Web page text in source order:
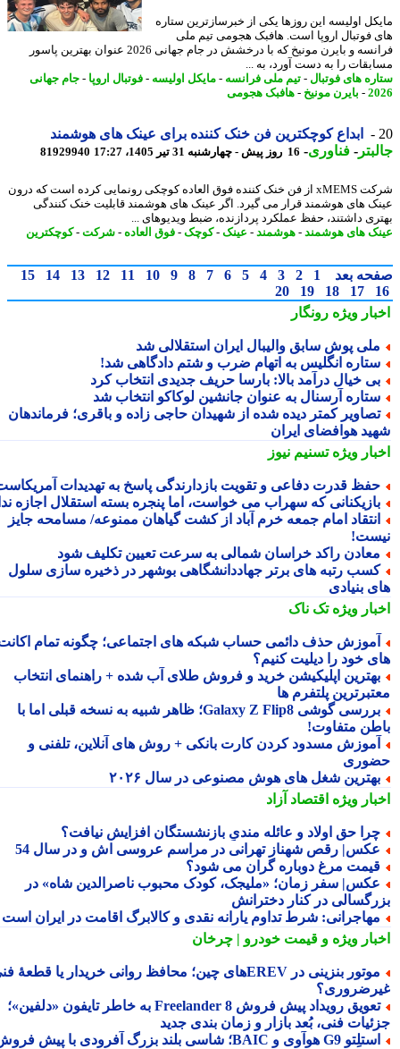
اولیسه این روزها یکی از خبرسازترین ستاره
فوتبال اروپا است. هافبک هجومی تیم ملی
فرانسه و بایرن مونیخ که با درخشش در جام جهانی 2026 عنوان بهترین پاسور
را به دست آورد، به ...
های فوتبال-تیم ملی فرانسه -مایکل اولیسه-فوتبال اروپا - جام جهانی
-بایرن مونیخ-هافبک هجومی
ابداع کوچکترین فن خنک کننده برای عینک های هوشمند
-فناوری- 16 روز پیش - چهارشنبه 31 تیر 1405، 17:27 81929940
شرکت xMEMS از فن خنک کننده فوق العاده کوچکی رونمایی کرده است که درون
های هوشمند قرار می گیرد. اگر عینک های هوشمند قابلیت خنک کنندگی
داشتند، حفظ عملکرد پردازنده، ضبط ویدیوهای ...
های هوشمند-هوشمند-عینک-کوچک-فوق العاده-شرکت-کوچکترین
بعد 1
2
3
4
5
6
7
8
9
10
11
12
13
14
15
17
18
19
20
ویژهرونگار
پوش سابق والیبال ایران استقلالی شد
انگلیس به اتهام ضرب و شتم دادگاهی شد!
خیال درآمد بالا: بارسا حریف جدیدی انتخاب کرد
آرسنال به عنوان جانشین لوکاکو انتخاب شد
کمتر دیده شده از شهیدان حاجی زاده و باقری؛ فرماندهان
هوافضای ایران
ویژهتسنیم نیوز
قدرت دفاعی و تقویت بازدارندگی پاسخ به تهدیدات آمریکاست
که سهراب می خواست، اما پنجره بسته استقلال اجازه نداد
امام جمعه خرم آباد از کشت گیاهان ممنوعه/ مسامحه جایز
راکد خراسان شمالی به سرعت تعیین تکلیف شود
رتبه های برتر جهاددانشگاهی بوشهر در ذخیره سازی سلول
بنیادی
ویژهتک ناک
حذف دائمی حساب شبکه های اجتماعی؛ چگونه تمام اکانت
خود را دیلیت کنیم؟
اپلیکیشن خرید و فروش طلای آب شده + راهنمای انتخاب
پلتفرم ها
بررسی گوشی Galaxy Z Flip8؛ ظاهر شبیه به نسخه قبلی اما با
متفاوت!
مسدود کردن کارت بانکی + روش های آنلاین، تلفنی و
شغل های هوش مصنوعی در سال ۲۰۲۶
ویژهاقتصاد آزاد
حق اولاد و عائله مندیِ بازنشستگان افزایش نیافت؟
رقص شهناز تهرانی در مراسم عروسی اش و در سال 54
مرغ دوباره گران می شود؟
سفر زمان؛ «ملیجک، کودک محبوب ناصرالدین شاه» در
در کنار دخترانش
شرط تداوم یارانه نقدی و کالابرگ اقامت در ایران است
ویژهو قیمت خودرو | چرخان
موتور بنزینی در EREVهای چین؛ محافظ روانی خریدار یا قطعهٔ فنی
تعویق رویداد پیش فروش Freelander 8 به خاطر تایفون «دلفین»؛
فنی، بُعد بازار و زمان بندی جدید
استلِتو G9 هوآوی و BAIC؛ شاسی بلند بزرگ آفرودی با پیش فروش